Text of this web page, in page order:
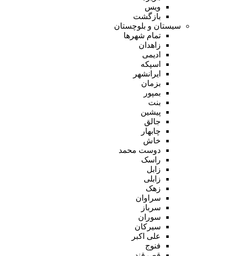
ویس
بازگشت
سیستان و بلوچستان
تمام شهر‌ها
زاهدان
ادیمی
اسپکه
ایرانشهر
بزمان
بمپور
بنت
پیشین
جالق
چابهار
خاش
دوست محمد
راسک
زابل
زابلی
زهک
سراوان
سرباز
سوران
سیرکان
علی اکبر
فنوج